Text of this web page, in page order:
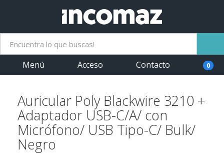
Menú Acceso Contacto 0
Auricular Poly Blackwire 3210 +
Adaptador USB-C/A/ con
Micrófono/ USB Tipo-C/ Bulk/
Negro